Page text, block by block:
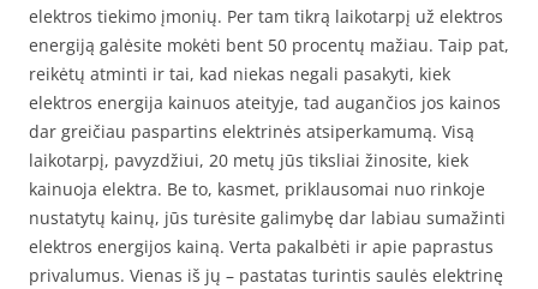
elektros tiekimo įmonių. Per tam tikrą laikotarpį už elektros
energiją galėsite mokėti bent 50 procentų mažiau. Taip pat,
reikėtų atminti ir tai, kad niekas negali pasakyti, kiek
elektros energija kainuos ateityje, tad augančios jos kainos
dar greičiau paspartins elektrinės atsiperkamumą. Visą
laikotarpį, pavyzdžiui, 20 metų jūs tiksliai žinosite, kiek
kainuoja elektra. Be to, kasmet, priklausomai nuo rinkoje
nustatytų kainų, jūs turėsite galimybę dar labiau sumažinti
elektros energijos kainą. Verta pakalbėti ir apie paprastus
privalumus. Vienas iš jų – pastatas turintis saulės elektrinę